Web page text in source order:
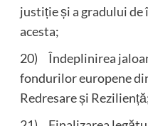
justiție și a gradului
acesta;
20) Îndeplinirea
fondurilor europene
Redresare și